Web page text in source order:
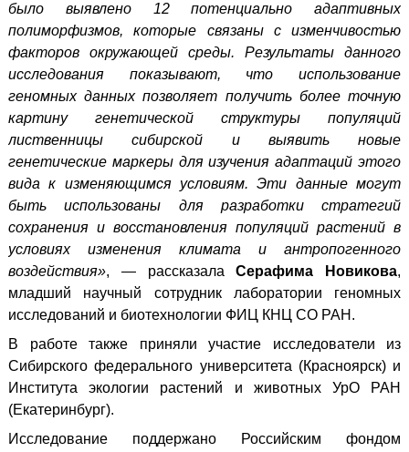
было выявлено 12 потенциально адаптивных
полиморфизмов, которые связаны с изменчивостью
факторов окружающей среды. Результаты данного
исследования показывают, что использование
геномных данных позволяет получить более точную
картину генетической структуры популяций
лиственницы сибирской и выявить новые
генетические маркеры для изучения адаптаций этого
вида к изменяющимся условиям.
Эти данные могут
быть использованы для разработки стратегий
сохранения и восстановления популяций растений в
условиях изменения климата и антропогенного
воздействия», — рассказалаСерафима Новикова,
младший научный сотрудник лаборатории геномных
исследований и биотехнологии ФИЦ КНЦ СО РАН.
В работе также приняли участие исследователи из
Сибирского федерального университета (Красноярск) и
Института экологии растений и животных УрО РАН
(Екатеринбург).
Исследование поддержано Российским фондом